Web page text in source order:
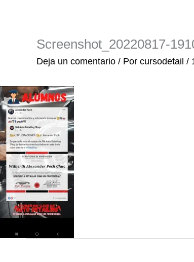
Screenshot_20220817-
Deja un comentario / Por cursodetail /